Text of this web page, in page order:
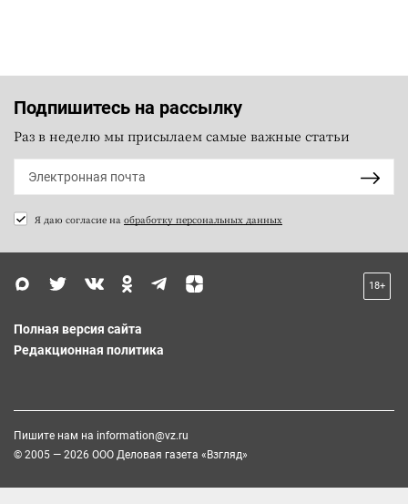
Подпишитесь на рассылку
Раз в неделю мы присылаем самые важные статьи
Я даю согласие на обработку персональных данных
18+
Полная версия сайта
Редакционная политика
Пишите нам на information@vz.ru
© 2005 — 2026 ООО Деловая газета «Взгляд»